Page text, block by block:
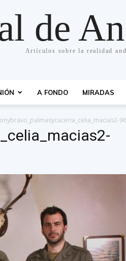
de
Artículos sobre la realidad
A FONDO MIRADAS